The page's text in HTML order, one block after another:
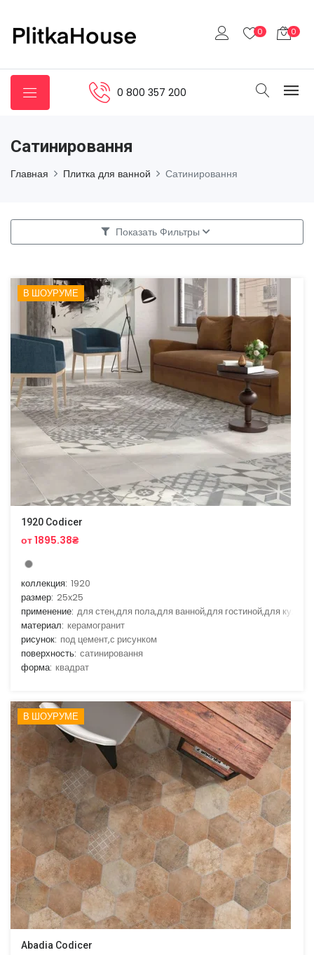
0 0
0 800 357 200
Сатинировання
Главная Плитка для ванной Сатинировання
Показать Фильтры
В ШОУРУМЕ
1920 Codicer
от 1895.38₴
коллекция: 1920
размер: 25x25
применение: для стен,для пола,для ванной,для гостиной,для кухни
материал: керамогранит
рисунок: под цемент,с рисунком
поверхность: сатинировання
форма: квадрат
В ШОУРУМЕ
Abadia Codicer